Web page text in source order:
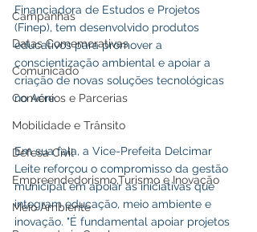
Campanhas
Datas Comemorativas
Comunicado
Convênios e Parcerias
Mobilidade e Trânsito
Defesa Civil
Empreendedorismo,Turismo e Inovação
Meio Ambiente
Financiadora de Estudos e Projetos
(Finep), tem desenvolvido produtos
educativos para promover a
conscientização ambiental e apoiar a
criação de novas soluções tecnológicas
no Acre.
Em sua fala, a Vice-Prefeita Delcimar
Leite reforçou o compromisso da gestão
municipal em apoiar as iniciativas que
integram educação, meio ambiente e
inovação. "É fundamental apoiar projetos